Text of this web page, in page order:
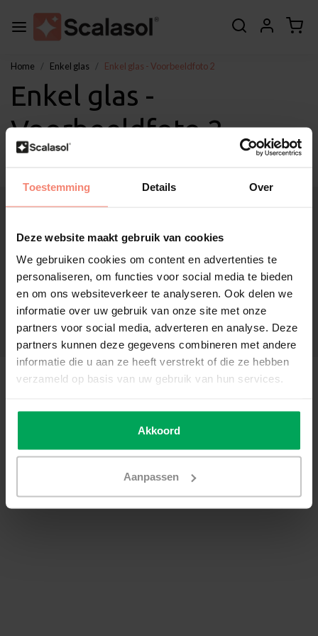
Toestemming Details Over
Deze website maakt gebruik van cookies
We gebruiken cookies om content en advertenties te
personaliseren, om functies voor social media te bieden
en om ons websiteverkeer te analyseren. Ook delen we
informatie over uw gebruik van onze site met onze
partners voor social media, adverteren en analyse. Deze
partners kunnen deze gegevens combineren met andere
informatie die u aan ze heeft verstrekt of die ze hebben
verzameld op basis van uw gebruik van hun services.
Akkoord
Aanpassen
Home Enkel glas Enkel glas - Voorbeeldfoto 2
Enkel glas -
Voorbeeldfoto 2
Over Scalasol®
Service
Overig
Klantenservice
Mijn account
Categorieën
Contactgegevens